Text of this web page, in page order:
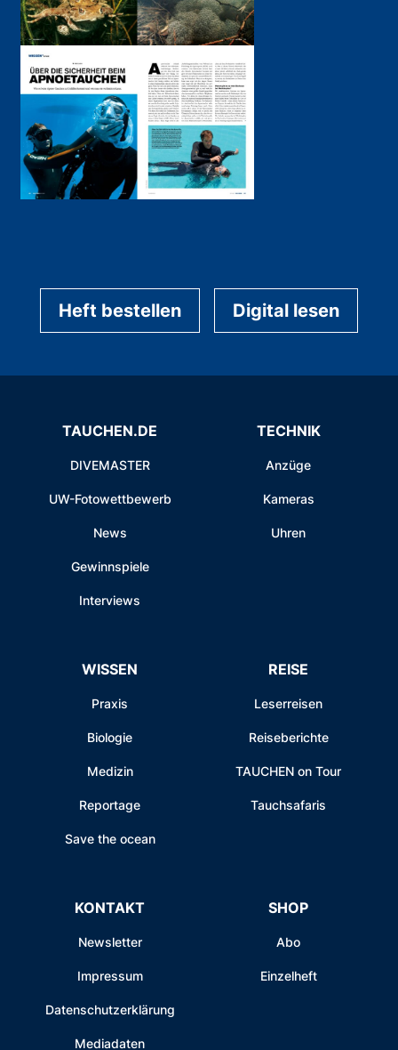
Heft bestellen Digital lesen
TAUCHEN.DE
DIVEMASTER
UW-Fotowettbewerb
News
Gewinnspiele
Interviews
TECHNIK
Anzüge
Kameras
Uhren
WISSEN
Praxis
Biologie
Medizin
Reportage
Save the ocean
REISE
Leserreisen
Reiseberichte
TAUCHEN on Tour
Tauchsafaris
KONTAKT
Newsletter
Impressum
Datenschutzerklärung
Mediadaten
SHOP
Abo
Einzelheft